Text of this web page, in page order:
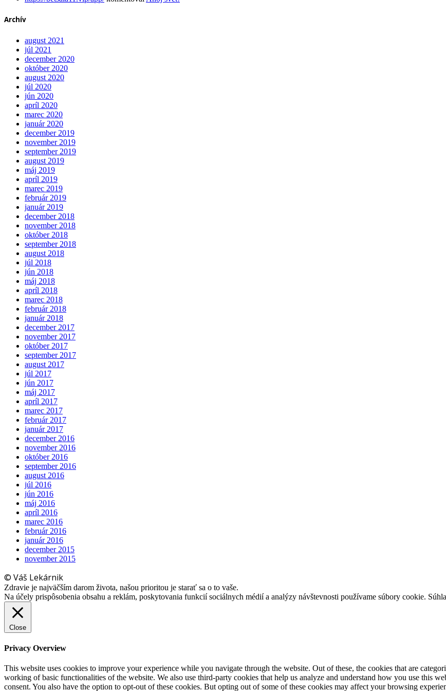
Archív
august 2021
júl 2021
december 2020
október 2020
august 2020
júl 2020
jún 2020
apríl 2020
marec 2020
január 2020
december 2019
november 2019
september 2019
august 2019
máj 2019
apríl 2019
marec 2019
február 2019
január 2019
december 2018
november 2018
október 2018
september 2018
august 2018
júl 2018
jún 2018
máj 2018
apríl 2018
marec 2018
február 2018
január 2018
december 2017
november 2017
október 2017
september 2017
august 2017
júl 2017
jún 2017
máj 2017
apríl 2017
marec 2017
február 2017
január 2017
december 2016
november 2016
október 2016
september 2016
august 2016
júl 2016
jún 2016
máj 2016
apríl 2016
marec 2016
február 2016
január 2016
december 2015
november 2015
© Váš Lekárnik
Zdravie je najväčším darom života, našou prioritou je starať sa o to vaše.
Na účely prispôsobenia obsahu a reklám, poskytovania funkcií sociálnych médií a analýzy návštevnosti používame súbory cookie.
Close
Privacy Overview
This website uses cookies to improve your experience while you navigate through the website. Out of these, the cookies that are
working of basic functionalities of the website. We also use third-party cookies that help us analyze and understand how you use this
consent. You also have the option to opt-out of these cookies. But opting out of some of these cookies may affect your browsing